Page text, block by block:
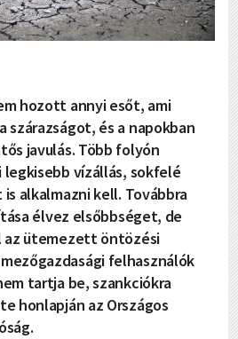
hozott annyi esőt, ami
és a napokban
javulás. Több folyón
vízállás, sokfelé
alkalmazni kell. Továbbra
élvez elsőbbséget, de
az ütemezett öntözési
felhasználók
tartja be, szankciókra
honlapján az Országos